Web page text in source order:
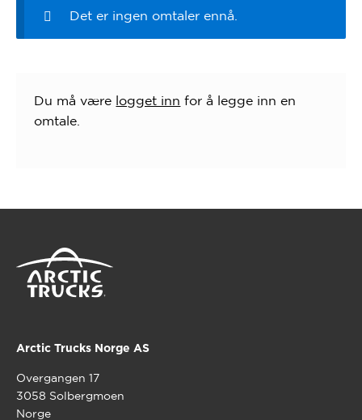
Det er ingen omtaler ennå.
Du må være logget inn for å legge inn en
omtale.
Arctic Trucks Norge AS
Overgangen 17
3058 Solbergmoen
Norge